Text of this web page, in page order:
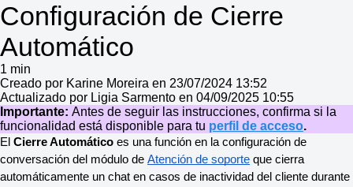
Configuración de Cierre
Automático
1 min
Creado por Karine Moreira en 23/07/2024 13:52
Actualizado por Ligia Sarmento en 04/09/2025 10:55
Importante: Antes de seguir las instrucciones, confirma si la
funcionalidad está disponible para tu perfil de acceso.
El Cierre Automático es una función en la configuración de
conversación del módulo de Atención de soporte que cierra
automáticamente un chat en casos de inactividad del cliente durante